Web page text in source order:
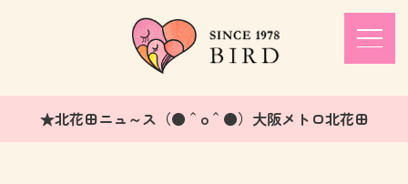
★北花田ニュ～ス（●＾o＾●）大阪メトロ北花田